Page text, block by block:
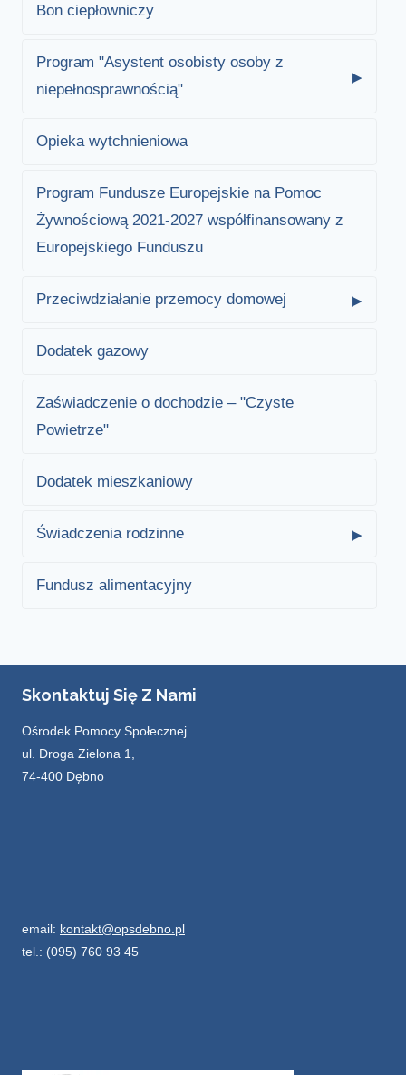
Bon ciepłowniczy
Program "Asystent osobisty osoby z
niepełnosprawnością"
Opieka wytchnieniowa
Program Fundusze Europejskie na Pomoc
Żywnościową 2021-2027 współfinansowany z
Europejskiego Funduszu
Przeciwdziałanie przemocy domowej
Dodatek gazowy
Zaświadczenie o dochodzie – "Czyste
Powietrze"
Dodatek mieszkaniowy
Świadczenia rodzinne
Fundusz alimentacyjny
Skontaktuj Się Z Nami
Ośrodek Pomocy Społecznej
ul. Droga Zielona 1,
74-400 Dębno
email: kontakt@opsdebno.pl
tel.: (095) 760 93 45